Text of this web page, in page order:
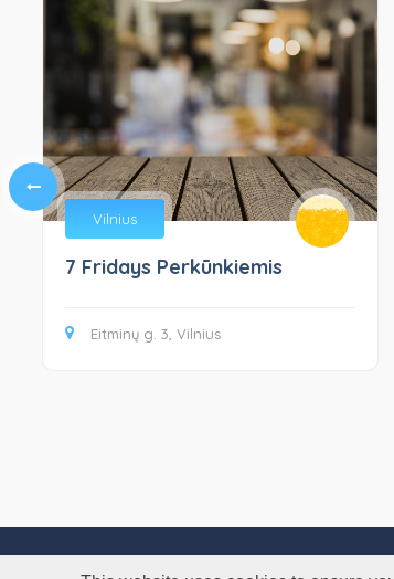
Vilnius
7 Fridays Perkūnkiemis
Eitminų g. 3, Vilnius